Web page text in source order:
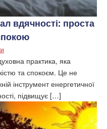
вдячності: проста
практика, яка
та спокоєм. Це не
інструмент енергетичної
підвищує […]